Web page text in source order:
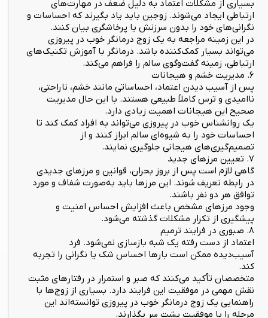
بسیاری از مشکلات اعتماد به دلیل ضعف در مهارت‌های
ارتباطی ایجاد می‌شوند. زوجین باید یاد بگیرند که احساسات و
نگرانی‌های خود را بدون سرزنش یا پرخاشگری بیان کنند.
در این زمینه مراجعه به یک زوج درمانگر خوب در پیروزی
می‌تواند بسیار کمک‌کننده باشد. درمانگر با آموزش تکنیک‌های
ارتباطی، زمینه گفت‌وگوی سالم را فراهم می‌کند.
۶. مدیریت خشم و هیجانات
پس از آسیب دیدن اعتماد، احساساتی مانند خشم، ناراحتی،
ناامیدی و ترس کاملاً طبیعی هستند. با این حال مدیریت
صحیح این هیجانات اهمیت زیادی دارد.
یک روانشناس خوب در پیروزی می‌تواند به افراد کمک کند تا
احساسات خود را به شیوه‌ای سالم ابراز کنند و از
تصمیم‌گیری‌های هیجانی جلوگیری نمایند.
۷. تعیین مرزهای جدید
گاهی لازم است پس از بروز بحران، قوانین و مرزهای جدیدی
در رابطه تعریف شوند. این مرزها باید به‌صورت شفاف و مورد
توافق هر دو نفر باشند.
وجود مرزهای مشخص باعث افزایش احساس امنیت و
پیشگیری از تکرار مشکلات گذشته می‌شود.
۸. صبوری در فرایند ترمیم
اعتماد از دست رفته یک شبه بازسازی نمی‌شود. فرد
آسیب‌دیده ممکن است بارها احساس شک یا نگرانی را تجربه
کند.
متخصصان تأکید می‌کنند که صبر و استمرار در رفتارهای مثبت
نقش مهمی در موفقیت این فرایند دارد. بسیاری از زوج‌ها با
راهنمایی یک زوج درمانگر خوب در پیروزی توانسته‌اند این
مرحله را با موفقیت پشت سر بگذارند.